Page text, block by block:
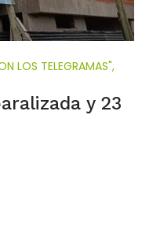
LOS TELEGRAMAS",
y 23